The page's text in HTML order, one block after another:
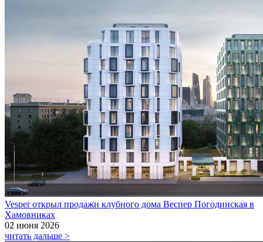
Vesper открыл продажи клубного дома Веспер Погодинская в
Хамовниках
02 июня 2026
читать дальше >